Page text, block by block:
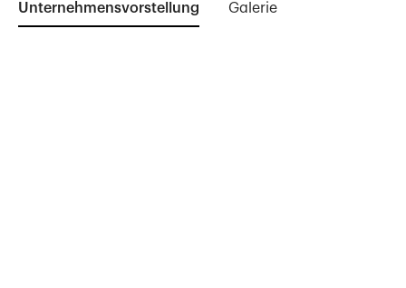
Unternehmensvorstellung Galerie